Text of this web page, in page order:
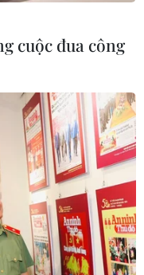
địa
cuộc đua công